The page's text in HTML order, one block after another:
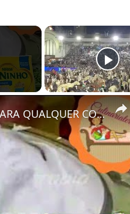
COMO FAZER CHANTININHO PERFEITO E DELICIOSO PARA QUALQUER COBERTURA DE BOLOS RECHEIOS SOBREMESAS